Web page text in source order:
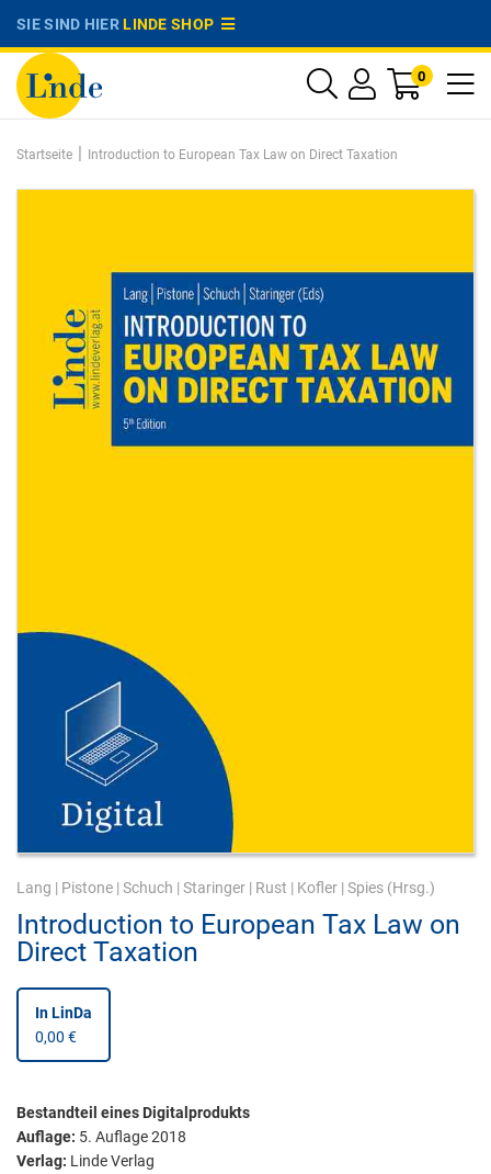
SIE SIND HIERLINDE SHOP
0
Startseite | Introduction to European Tax Law on Direct Taxation
Lang | Pistone | Schuch | Staringer | Rust | Kofler | Spies (Hrsg.)
Introduction to European Tax Law on
Direct Taxation
In LinDa
0,00 €
Bestandteil eines Digitalprodukts
Auflage: 5. Auflage 2018
Verlag: Linde Verlag